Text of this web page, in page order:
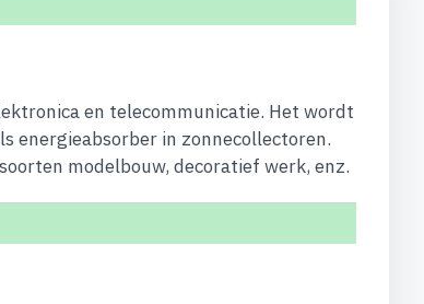
en telecommunicatie. Het wordt
energieabsorber in zonnecollectoren.
modelbouw, decoratief werk, enz.